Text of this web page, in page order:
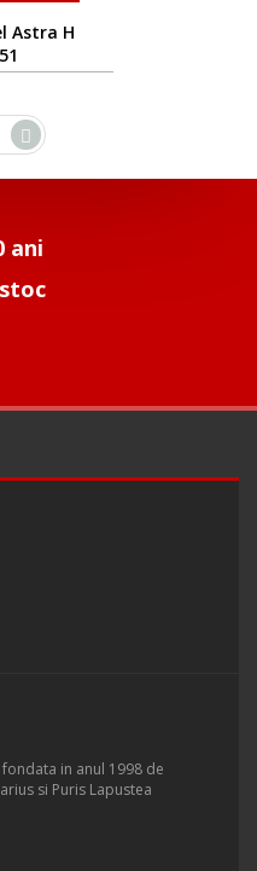
H
ani
fondata in anul 1998 de
si Puris Lapustea